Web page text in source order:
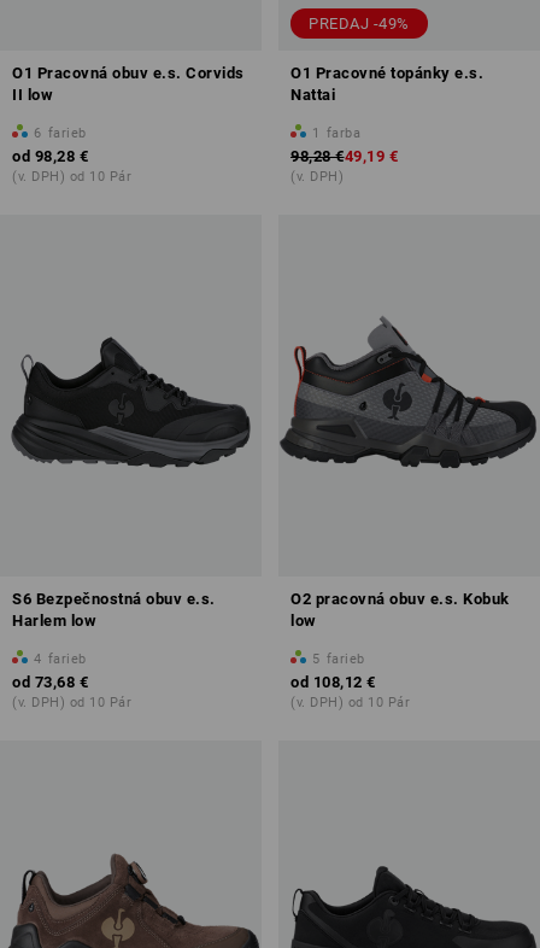
O1 Pracovná obuv e.s. Corvids
II low
6 farieb
od 98,28 €
(v. DPH) od 10 Pár
PREDAJ -49%
O1 Pracovné topánky e.s.
Nattai
1 farba
98,28 €49,19 €
(v. DPH)
S6 Bezpečnostná obuv e.s.
Harlem low
4 farieb
od 73,68 €
(v. DPH) od 10 Pár
O2 pracovná obuv e.s. Kobuk
low
5 farieb
od 108,12 €
(v. DPH) od 10 Pár